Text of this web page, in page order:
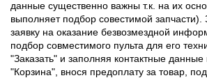
данные существенно важны т.к. на их
выполняет подбор совестимой запчасти).
заявку на оказание безвозмездной
подбор совместимого пульта для его
"Заказать" и заполняя контактные данные
"Корзина", внося предоплату за товар,